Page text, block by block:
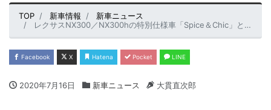
TOP 新車情報
新車ニュース
レクサスNX300／NX300hの特別仕様車「Spice＆Chic」と「Cool＆Bright」が登場
Facebook X Hatena Pocket LINE
2020年7月16日 新車ニュース 大貫直次郎